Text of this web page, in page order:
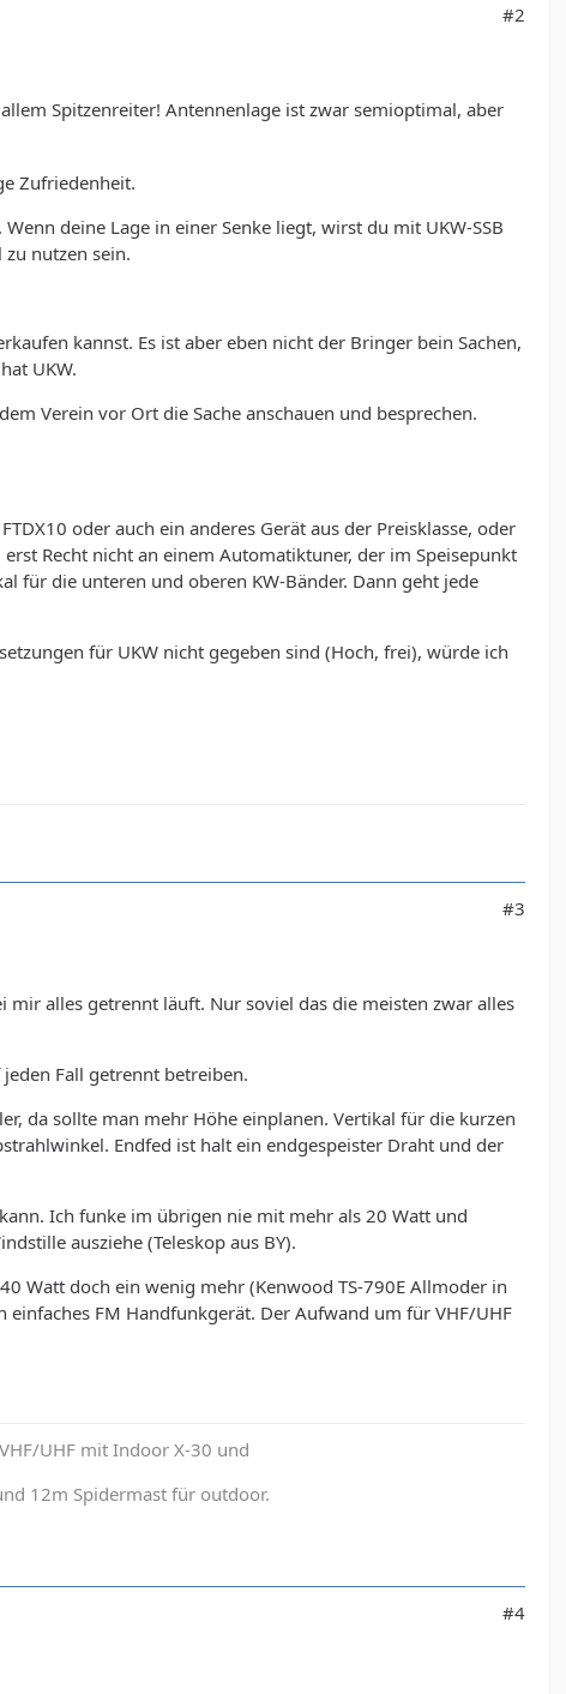
#2
Spitzenreiter! Antennenlage ist zwar semioptimal, aber
Zufriedenheit.
deine Lage in einer Senke liegt, wirst du mit UKW-SSB
nutzen sein.
kannst. Es ist aber eben nicht der Bringer bein Sachen,
UKW.
Verein vor Ort die Sache anschauen und besprechen.
oder auch ein anderes Gerät aus der Preisklasse, oder
Recht nicht an einem Automatiktuner, der im Speisepunkt
für die unteren und oberen KW-Bänder. Dann geht jede
für UKW nicht gegeben sind (Hoch, frei), würde ich
#3
alles getrennt läuft. Nur soviel das die meisten zwar alles
Fall getrennt betreiben.
da sollte man mehr Höhe einplanen. Vertikal für die kurzen
Endfed ist halt ein endgespeister Draht und der
Ich funke im übrigen nie mit mehr als 20 Watt und
ausziehe (Teleskop aus BY).
Watt doch ein wenig mehr (Kenwood TS-790E Allmoder in
FM Handfunkgerät. Der Aufwand um für VHF/UHF
UHF mit Indoor X-30 und
12m Spidermast für outdoor.
#4